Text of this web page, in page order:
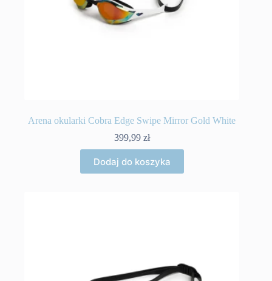
Arena okularki Cobra Edge Swipe Mirror Gold White
399,99 zł
Dodaj do koszyka